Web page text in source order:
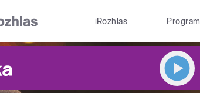
iRozhlas Program